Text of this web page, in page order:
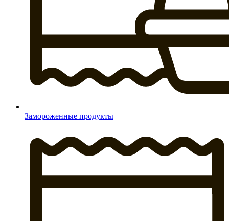
Замороженные продукты